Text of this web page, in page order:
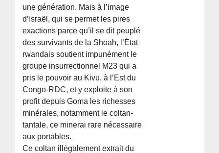
une génération. Mais à l’image
d’Israël, qui se permet les pires
exactions parce qu’il se dit peuplé
des survivants de la Shoah, l’État
rwandais soutient impunément le
groupe insurrectionnel M23 qui a
pris le pouvoir au Kivu, à l’Est du
Congo-RDC, et y exploite à son
profit depuis Goma les richesses
minérales, notamment le coltan-
tantale, ce minerai rare nécessaire
aux portables.
Ce coltan illégalement extrait du